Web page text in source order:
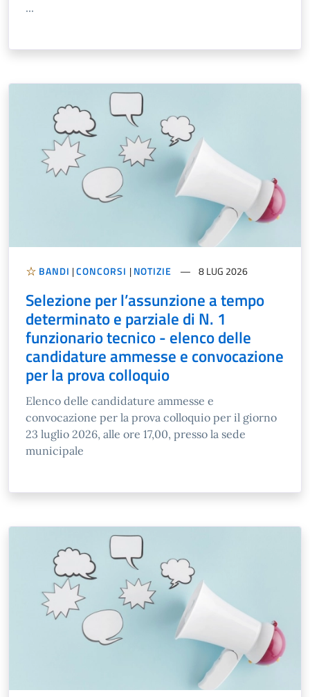
...
BANDI |CONCORSI |NOTIZIE 8 LUG 2026
Selezione per l’assunzione a tempo
determinato e parziale di N. 1
funzionario tecnico - elenco delle
candidature ammesse e convocazione
per la prova colloquio
Elenco delle candidature ammesse e
convocazione per la prova colloquio per il giorno
23 luglio 2026, alle ore 17,00, presso la sede
municipale